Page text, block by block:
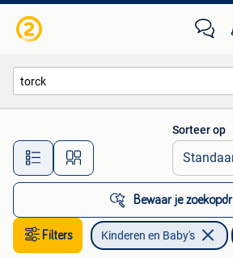
Alle afstanden…
Sorteer op
Bewaar je
Filters Kinderen en Baby's